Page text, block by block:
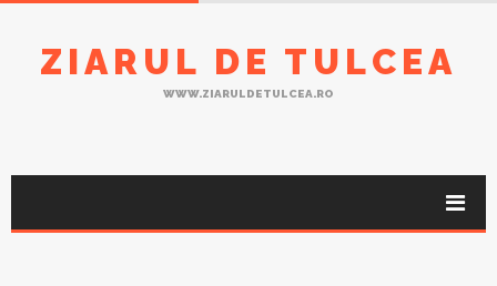
ZIARUL DE TULCEA
WWW.ZIARULDETULCEA.RO